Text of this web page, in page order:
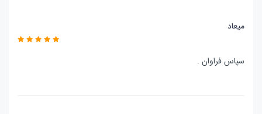
میعاد
سپاس فراوان .